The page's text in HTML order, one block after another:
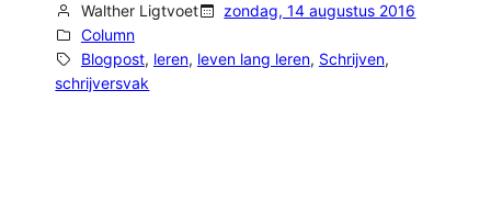
Walther Ligtvoet
zondag, 14 augustus 2016
Column
Blogpost, leren, leven lang leren, Schrijven,
schrijversvak